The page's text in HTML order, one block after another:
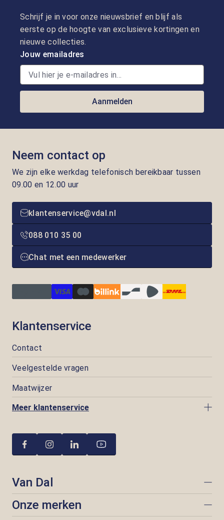
Schrijf je in voor onze nieuwsbrief en blijf als
eerste op de hoogte van exclusieve kortingen en
nieuwe collecties.
Jouw emailadres
Aanmelden
Neem contact op
We zijn elke werkdag telefonisch bereikbaar tussen
09.00 en 12.00 uur
klantenservice@vdal.nl
088 010 35 00
Chat met een medewerker
Klantenservice
Contact
Veelgestelde vragen
Maatwijzer
Meer klantenservice
Van Dal
Onze merken